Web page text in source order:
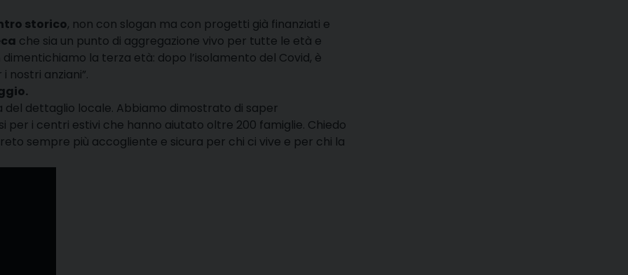
storico, non con slogan ma con progetti già finanziati e
che sia un punto di aggregazione vivo per tutte le età e
dimentichiamo la terza età: dopo l’isolamento del Covid, è
nostri anziani”.
dettaglio locale. Abbiamo dimostrato di saper
per i centri estivi che hanno aiutato oltre 200 famiglie. Chiedo
sempre più accogliente e sicura per chi ci vive e per chi la